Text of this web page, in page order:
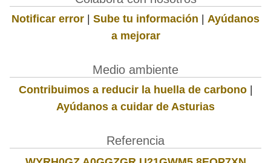
Notificar error | Sube tu información | Ayúdanos
a mejorar
Medio ambiente
Contribuimos a reducir la huella de carbono|
Ayúdanos a cuidar de Asturias
Referencia